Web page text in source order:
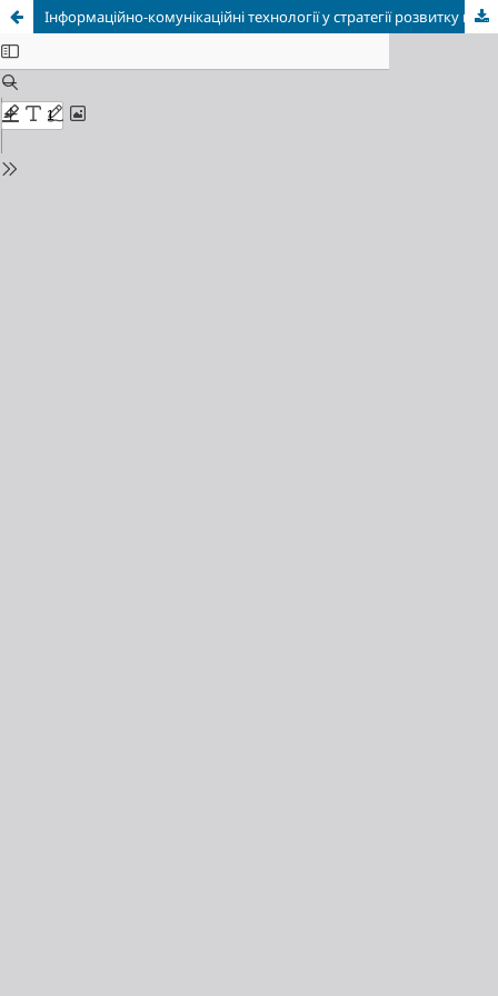
Інформаційно-комунікаційні технології у стратегії розвитку національної системи громадського здоров’я України